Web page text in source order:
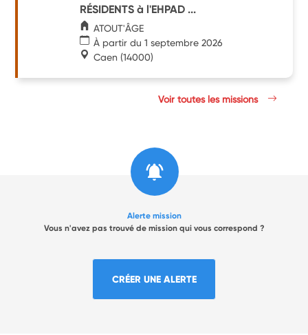
RÉSIDENTS à l'EHPAD ...
ATOUT'ÂGE
À partir du 1 septembre 2026
Caen (14000)
Voir toutes les missions
Alerte mission
Vous n'avez pas trouvé de mission qui vous correspond ?
CRÉER UNE ALERTE